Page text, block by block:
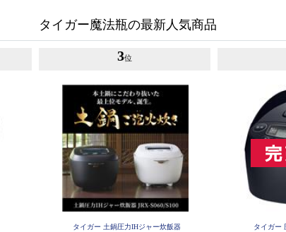
タイガー魔法瓶の最新人気商品
3位
タイガー 土鍋圧力IHジャー炊飯器
タイガー